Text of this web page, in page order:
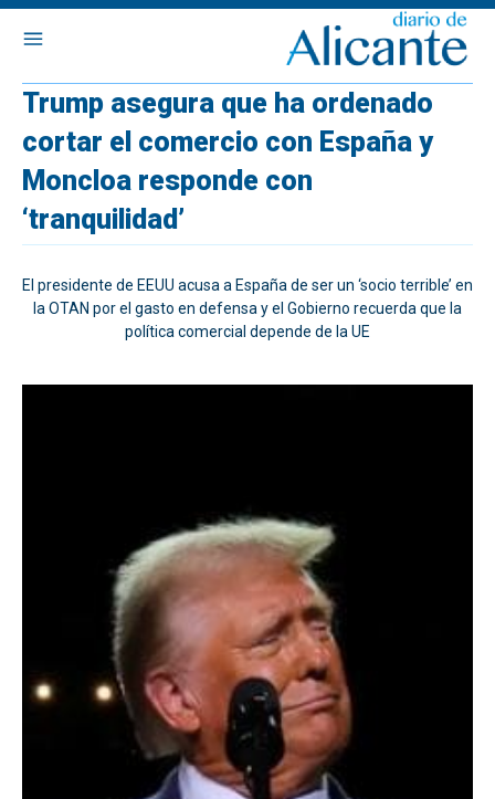
Trump asegura que ha ordenado
cortar el comercio con España y
Moncloa responde con
‘tranquilidad’
El presidente de EEUU acusa a España de ser un ‘socio terrible’ en
la OTAN por el gasto en defensa y el Gobierno recuerda que la
política comercial depende de la UE